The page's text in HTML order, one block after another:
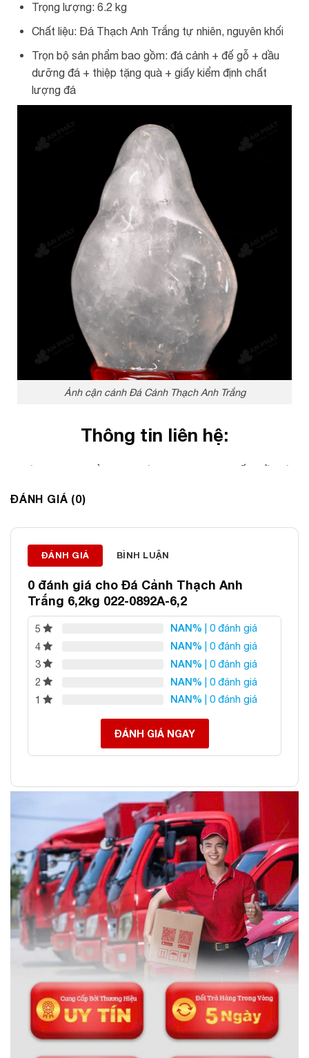
Trọng lượng: 6.2 kg
Chất liệu: Đá Thạch Anh Trắng tự nhiên, nguyên khối
Trọn bộ sản phẩm bao gồm: đá cảnh + đế gỗ + dầu
dưỡng đá + thiệp tặng quà + giấy kiểm định chất
lượng đá
Ảnh cận cảnh Đá Cảnh Thạch Anh Trắng
Thông tin liên hệ:
Địa chỉ: 60/69 Bùi Huy Bích, Hoàng Mai, Hà Nội
Điện thoại: 0982 627 166
Email:daphongthuyanphat@gmail.com
ĐÁNH GIÁ (0)
ĐÁNH GIÁ BÌNH LUẬN
0 đánh giá cho Đá Cảnh Thạch Anh
Trắng 6,2kg 022-0892A-6,2
5 NAN% | 0 đánh giá
4
NAN% | 0 đánh giá
3
NAN% | 0 đánh giá
2
NAN% | 0 đánh giá
1
NAN% | 0 đánh giá
ĐÁNH GIÁ NGAY